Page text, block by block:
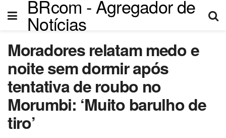
BRcom - Agregador de
Notícias
Moradores relatam medo e
noite sem dormir após
tentativa de roubo no
Morumbi: ‘Muito barulho de
tiro’